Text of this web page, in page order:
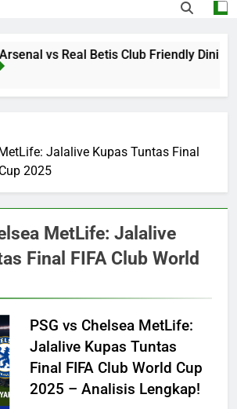
vs Real Betis Club Friendly Dini
Jalalive Kupas Tuntas Final
2025
MetLife: Jalalive
Final FIFA Club World
PSG vs Chelsea MetLife:
Jalalive Kupas Tuntas
Final FIFA Club World Cup
2025 – Analisis Lengkap!